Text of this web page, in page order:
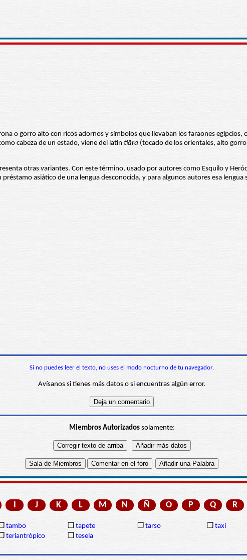
o gorro alto con ricos adornos y símbolos que llevaban los faraones egipcios,
cabeza de un estado, viene del latín tiāra (tocado de los orientales, alto
otras variantes. Con este término, usado por autores como Esquilo y
asiático de una lengua desconocida, y para algunos autores esa lengua
Si no puedes leer el texto, no uses el modo nocturno de tu navegador.
Avísanos si tienes más datos o si encuentras algún error.
Miembros Autorizadossolamente:
I J K L M N Ñ O P Q R
tambo ❒ tapete ❒ tarso ❒ taxi
teriantrópico ❒ tesela